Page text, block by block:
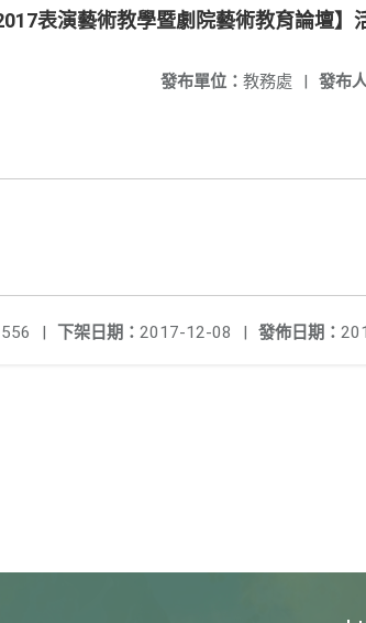
表演藝術教學暨劇院藝術教育論壇】
發布
發布單位： 教務處 |
發佈日期：
下架日期： 2017-12-08 |
556 |